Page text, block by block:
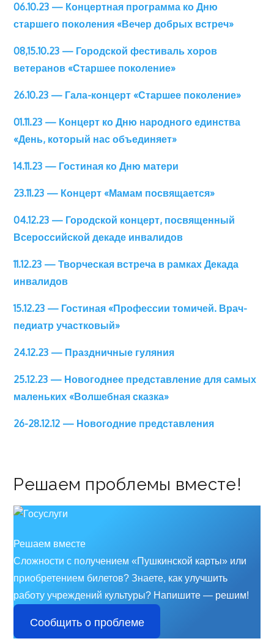
06.10.23 — Концертная программа ко Дню
старшего поколения «Вечер добрых встреч»
08,15.10.23 — Городской фестиваль хоров
ветеранов «Старшее поколение»
26.10.23 — Гала-концерт «Старшее поколение»
01.11.23 — Концерт ко Дню народного единства
«День, который нас объединяет»
14.11.23 — Гостиная ко Дню матери
23.11.23 — Концерт «Мамам посвящается»
04.12.23 — Городской концерт, посвященный
Всероссийской декаде инвалидов
11.12.23 — Творческая встреча в рамках Декада
инвалидов
15.12.23 — Гостиная «Профессии томичей. Врач-
педиатр участковый»
24.12.23 — Праздничные гуляния
25.12.23 — Новогоднее представление для самых
маленьких «Волшебная сказка»
26-28.12.12 — Новогодние представления
Решаем проблемы вместе!
Решаем вместе
Сложности с получением «Пушкинской карты» или
приобретением билетов? Знаете, как улучшить
работу учреждений культуры? Напишите — решим!
Сообщить о проблеме